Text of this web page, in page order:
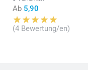
Ab 5,90
(4 Bewertung/en)